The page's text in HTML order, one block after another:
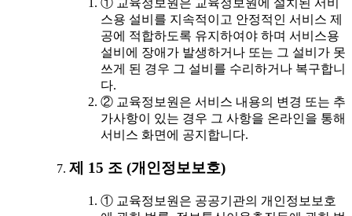
스용 설비를 지속적이고 안정적인 서비스 제
공에 적합하도록 유지하여야 하며 서비스용
설비에 장애가 발생하거나 또는 그 설비가 못
쓰게 된 경우 그 설비를 수리하거나 복구합니
다.
② 교육정보원은 서비스 내용의 변경 또는 추
가사항이 있는 경우 그 사항을 온라인을 통해
서비스 화면에 공지합니다.
제 15 조 (개인정보보호)
① 교육정보원은 공공기관의 개인정보보호